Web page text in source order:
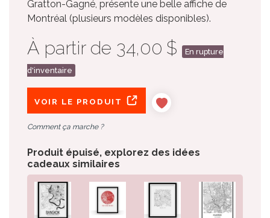
Gratton-Gagné, présente une belle affiche de
Montréal (plusieurs modèles disponibles).
À partir de 34,00 $ En rupture
d'inventaire
VOIR LE PRODUIT
Comment ça marche ?
Produit épuisé, explorez des idées
cadeaux similaires